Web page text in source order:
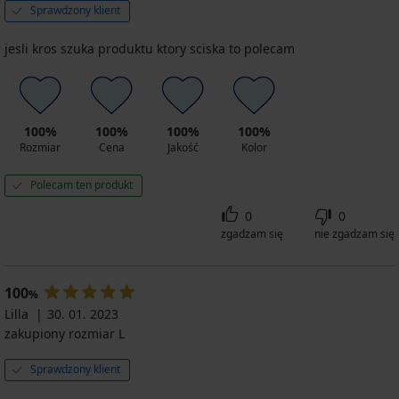
Sprawdzony klient
jesli kros szuka produktu ktory sciska to polecam
100%
Rozmiar
100%
Cena
100%
Jakość
100%
Kolor
Polecam ten produkt
0
zgadzam się
0
nie zgadzam się
100%
Lilla
30. 01. 2023
zakupiony rozmiar L
Sprawdzony klient